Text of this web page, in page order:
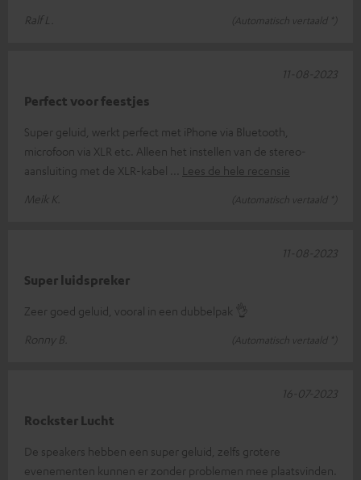
Ralf L.
(Automatisch vertaald *)
Perfect voor feestjes
Super geluid, werkt perfect met iPhone via Bluetooth,
microfoon via XLR etc. Alleen het instellen van de stereo-
aansluiting met de XLR-kabel
Lees de hele recensie
Meik K.
(Automatisch vertaald *)
11-08-2023
Super luidspreker
Zeer goed geluid, vooral in een dubbelpak 👌
Ronny B.
(Automatisch vertaald *)
11-08-2023
Rockster Lucht
De speakers hebben een super geluid, zelfs grotere
evenementen kunnen er zonder problemen mee plaatsvinden.
16-07-2023